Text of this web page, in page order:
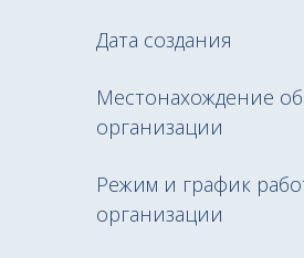
Дата создания
Местонахождение
организации
Режим и график
организации